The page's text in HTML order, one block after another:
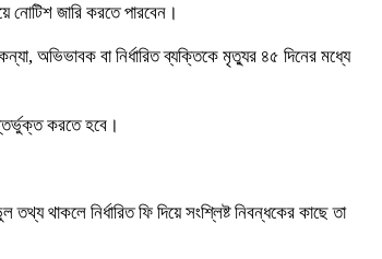
নোটিশ জারি করতে পারবেন।
অভিভাবক বা নির্ধারিত ব্যক্তিকে মৃত্যুর ৪৫ দিনের মধ্যে
করতে হবে।
থাকলে নির্ধারিত ফি দিয়ে সংশ্লিষ্ট নিবন্ধকের কাছে তা